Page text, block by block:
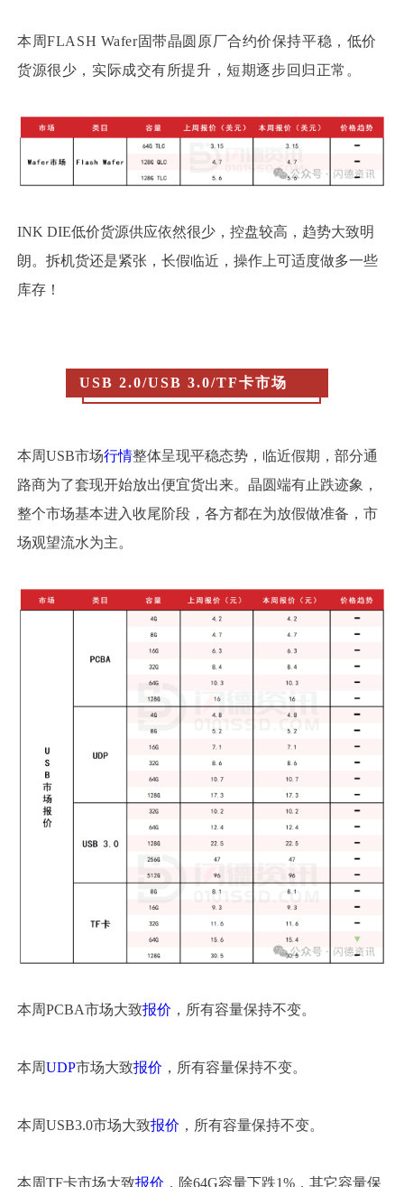
本周FLASH Wafer固带晶圆原厂合约价保持平稳，低价
货源很少，实际成交有所提升，短期逐步回归正常。
INK DIE低价货源供应依然很少，控盘较高，趋势大致明
朗。拆机货还是紧张，长假临近，操作上可适度做多一些
库存！
USB 2.0/USB 3.0/TF卡市场
本周USB市场行情整体呈现平稳态势，临近假期，部分通
路商为了套现开始放出便宜货出来。晶圆端有止跌迹象，
整个市场基本进入收尾阶段，各方都在为放假做准备，市
场观望流水为主。
本周PCBA市场大致报价 ，所有容量保持不变。
本周UDP市场大致报价 ，所有容量保持不变。
本周USB3.0市场大致报价 ，所有容量保持不变。
本周TF卡市场大致报价 ，除64G容量下跌1%，其它容量保